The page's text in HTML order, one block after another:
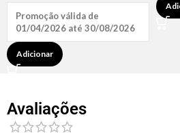
Promoção válida de
01/04/2026 até 30/08/2026
Adicionar
Avaliações